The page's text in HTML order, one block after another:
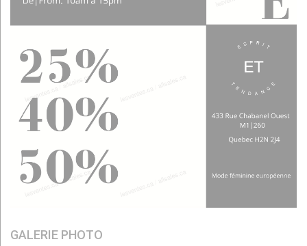
GALERIE PHOTO